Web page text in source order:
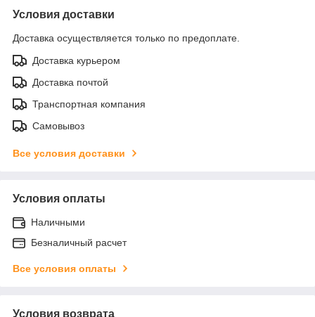
Условия доставки
Доставка осуществляется только по предоплате.
Доставка курьером
Доставка почтой
Транспортная компания
Самовывоз
Все условия доставки
Условия оплаты
Наличными
Безналичный расчет
Все условия оплаты
Условия возврата